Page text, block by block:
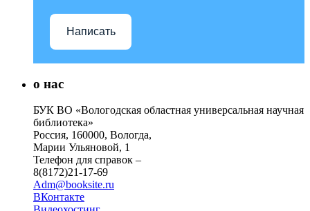
Написать
о нас
БУК ВО «Вологодская областная универсальная научная
библиотека»
Россия, 160000, Вологда,
Марии Ульяновой, 1
Телефон для справок –
8(8172)21-17-69
Adm@booksite.ru
ВКонтакте